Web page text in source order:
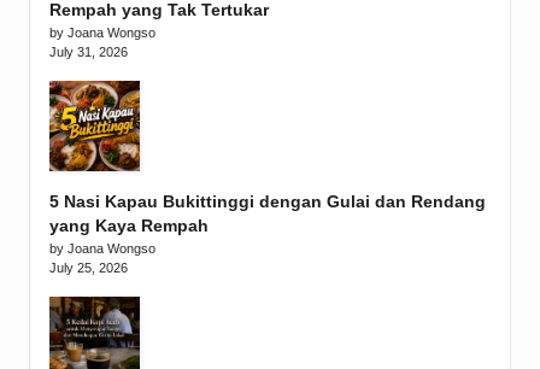
Rempah yang Tak Tertukar
by Joana Wongso
July 31, 2026
5 Nasi Kapau Bukittinggi dengan Gulai dan Rendang
yang Kaya Rempah
by Joana Wongso
July 25, 2026